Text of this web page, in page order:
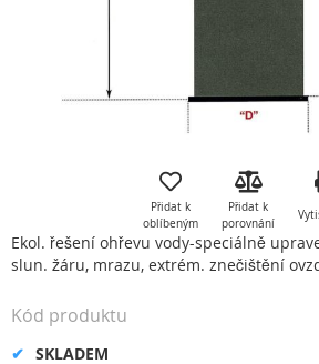
s
obrázky
Přidat k
oblíbeným
Přidat k
porovnání
Ekol. řešení ohřevu vody-speciálně
slun. žáru, mrazu, extrém. znečištění
SKLADEM
Kód produktu